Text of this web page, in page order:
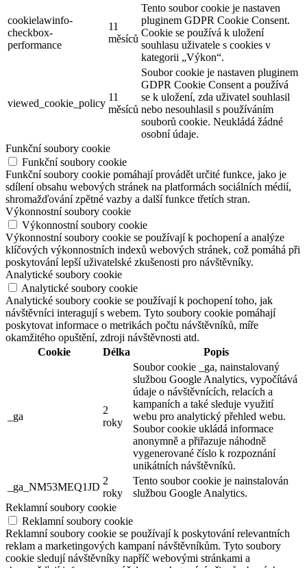
cookielawinfo-
checkbox-
performance
11
měsíců
Tento soubor cookie je nastaven
pluginem GDPR Cookie Consent.
Cookie se používá k uložení
souhlasu uživatele s cookies v
kategorii „Výkon“.
viewed_cookie_policy
11
měsíců
Soubor cookie je nastaven pluginem
GDPR Cookie Consent a používá
se k uložení, zda uživatel souhlasil
nebo nesouhlasil s používáním
souborů cookie. Neukládá žádné
osobní údaje.
Funkční soubory cookie
Funkční soubory cookie
Funkční soubory cookie pomáhají provádět určité funkce, jako je
sdílení obsahu webových stránek na platformách sociálních médií,
shromažďování zpětné vazby a další funkce třetích stran.
Výkonnostní soubory cookie
Výkonnostní soubory cookie
Výkonnostní soubory cookie se používají k pochopení a analýze
klíčových výkonnostních indexů webových stránek, což pomáhá při
poskytování lepší uživatelské zkušenosti pro návštěvníky.
Analytické soubory cookie
Analytické soubory cookie
Analytické soubory cookie se používají k pochopení toho, jak
návštěvníci interagují s webem. Tyto soubory cookie pomáhají
poskytovat informace o metrikách počtu návštěvníků, míře
okamžitého opuštění, zdroji návštěvnosti atd.
Cookie
Délka Popis
_ga
2
roky
Soubor cookie _ga, nainstalovaný
službou Google Analytics, vypočítává
údaje o návštěvnících, relacích a
kampaních a také sleduje využití
webu pro analytický přehled webu.
Soubor cookie ukládá informace
anonymně a přiřazuje náhodně
vygenerované číslo k rozpoznání
unikátních návštěvníků.
_ga_NM53MEQ1JD
2
roky
Tento soubor cookie je nainstalován
službou Google Analytics.
Reklamní soubory cookie
Reklamní soubory cookie
Reklamní soubory cookie se používají k poskytování relevantních
reklam a marketingových kampaní návštěvníkům. Tyto soubory
cookie sledují návštěvníky napříč webovými stránkami a